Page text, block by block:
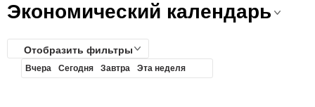
Экономический календарь
Отобразить фильтры
Вчера Сегодня Завтра Эта неделя